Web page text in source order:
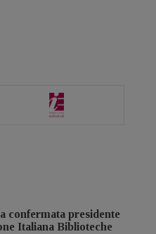
confermata presidente
Italiana Biblioteche